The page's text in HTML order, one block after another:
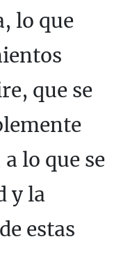
lo que
que se
lo que se
y la
estas